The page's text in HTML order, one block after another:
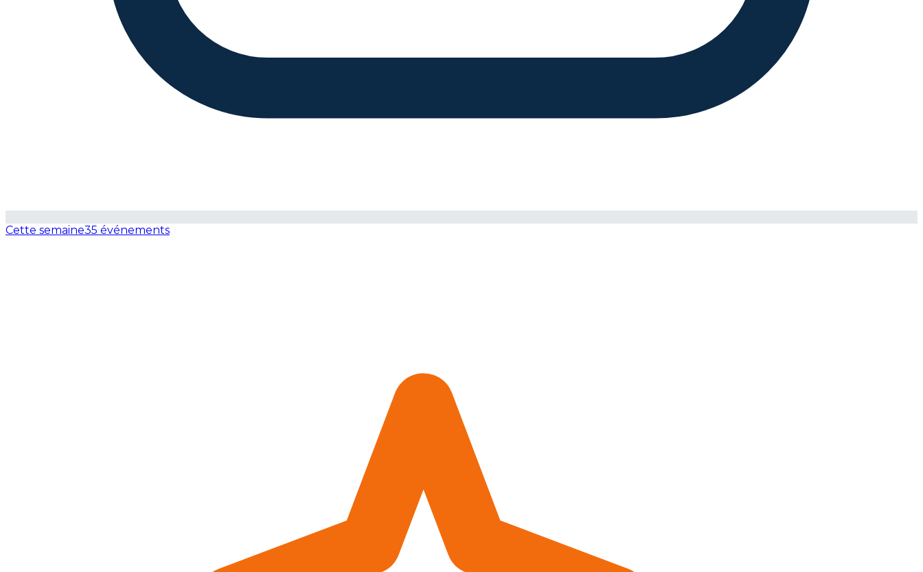
Cette semaine35 événements